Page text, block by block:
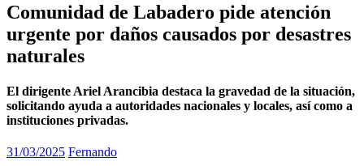
Comunidad de Labadero pide atención
urgente por daños causados por desastres
naturales
El dirigente Ariel Arancibia destaca la gravedad de la situación,
solicitando ayuda a autoridades nacionales y locales, así como a
instituciones privadas.
31/03/2025 Fernando